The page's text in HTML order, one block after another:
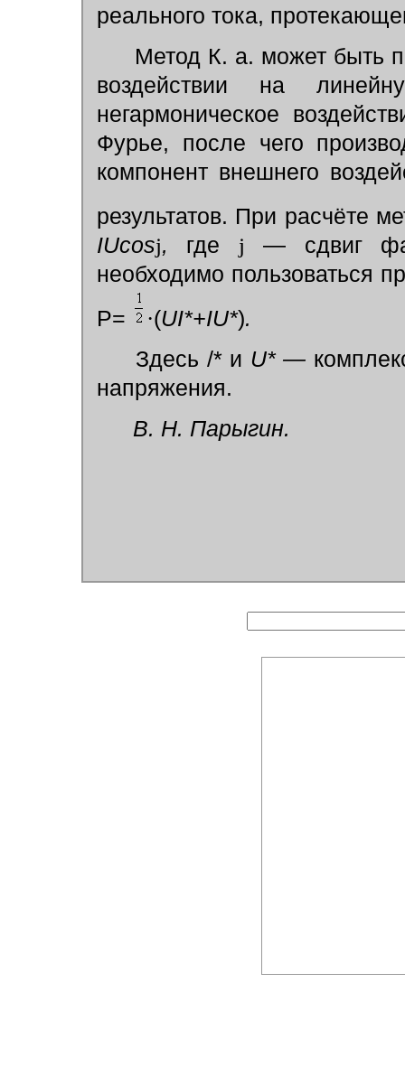
реального тока,
Метод К. а. может быть
воздействии на
негармоническое
Фурье, после чего
компонент внешнего
результатов. При расчёте
IUcosj, где j — сдвиг
необходимо пользоваться
Р=
·(UI*+IU*).
Здесь /* и U* —
напряжения.
В. Н. Парыгин.